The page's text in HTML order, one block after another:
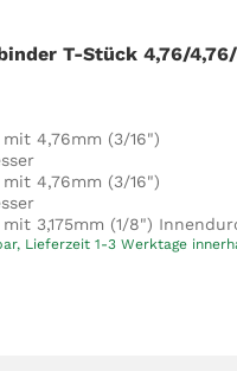
4,76mm (3/16")
4,76mm (3/16")
3,175mm (1/8")
Lieferzeit 1-3 Werktage